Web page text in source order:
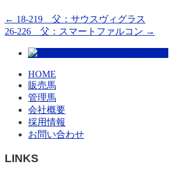
← 18-219 父：サウスヴィグラス
26-226 父：スマートファルコン →
HOME
販売馬
管理馬
会社概要
採用情報
お問い合わせ
LINKS